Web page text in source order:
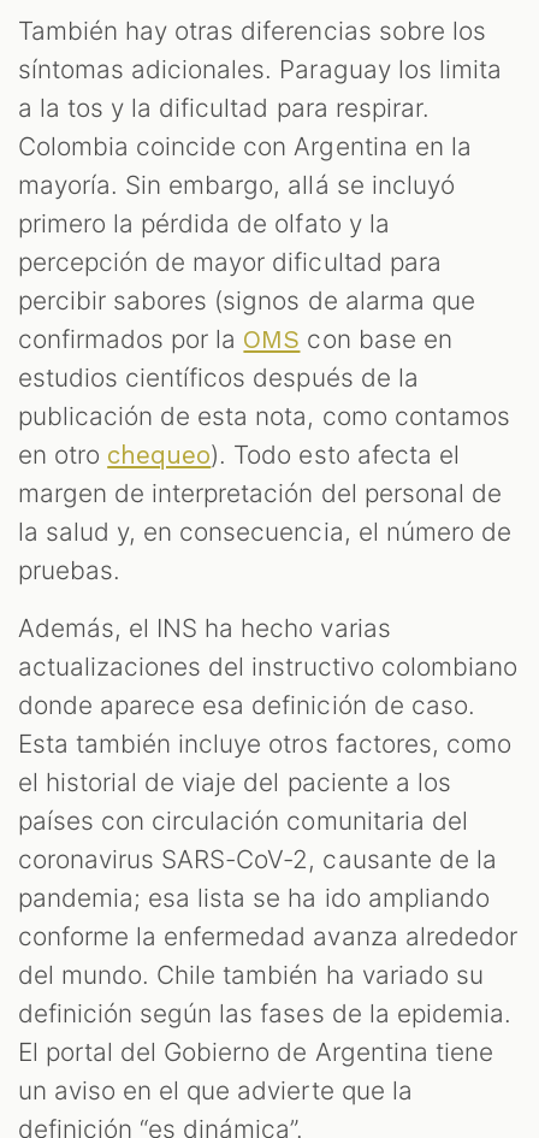
También hay otras diferencias sobre los
síntomas adicionales. Paraguay los limita
a la tos y la dificultad para respirar.
Colombia coincide con Argentina en la
mayoría. Sin embargo, allá se incluyó
primero la pérdida de olfato y la
percepción de mayor dificultad para
percibir sabores (signos de alarma que
confirmados por la OMS con base en
estudios científicos después de la
publicación de esta nota, como contamos
en otro chequeo). Todo esto afecta el
margen de interpretación del personal de
la salud y, en consecuencia, el número de
pruebas.
Además, el INS ha hecho varias
actualizaciones del instructivo colombiano
donde aparece esa definición de caso.
Esta también incluye otros factores, como
el historial de viaje del paciente a los
países con circulación comunitaria del
coronavirus SARS-CoV-2, causante de la
pandemia; esa lista se ha ido ampliando
conforme la enfermedad avanza alrededor
del mundo. Chile también ha variado su
definición según las fases de la epidemia.
El portal del Gobierno de Argentina tiene
un aviso en el que advierte que la
definición “es dinámica”.